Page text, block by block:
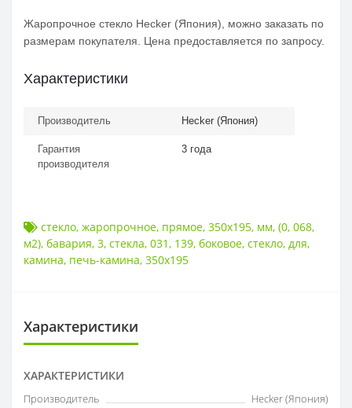
Жаропрочное стекло Hecker (Япония), можно заказать по
размерам покупателя. Цена предоставляется по запросу.
Характеристики
Производитель Hecker (Япония)
Гарантия
производителя
3 года
стекло, жаропрочное, прямое, 350x195, мм, (0, 068,
м2), бавария, 3, стекла, 031, 139, боковое, стекло, для,
камина, печь-камина, 350x195
Характеристики
ХАРАКТЕРИСТИКИ
Производитель
Hecker (Япония)